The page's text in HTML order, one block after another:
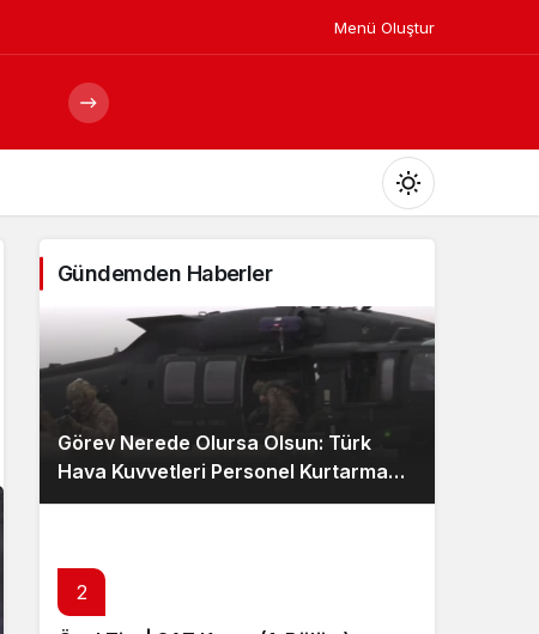
Menü Oluştur
Mod
değiştir
Gündüz Modu
Gündüz modunu seçin.
Gece Modu
Gündemden Haberler
Görev Nerede Olursa Olsun: Türk
Hava Kuvvetleri Personel Kurtarma
Ekibi
2